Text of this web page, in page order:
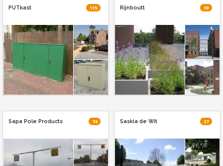
115
PUTkast 39
Rijnboutt
74
Sapa Pole Products 27
Saskia de Wit